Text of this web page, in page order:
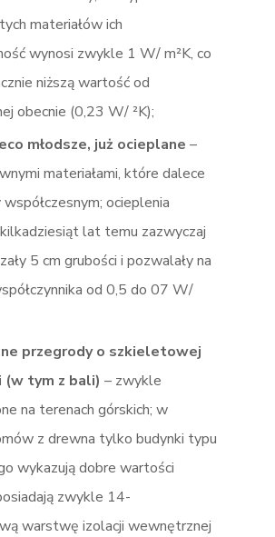
materiałów ich
wynosi zwykle 1 W/ m²K, co
niższą wartość od
obecnie (0,23 W/ ²K);
młodsze, już ocieplane –
materiałami, które dalece
ocieplenia
lat temu zazwyczaj
5 cm grubości i pozwalały na
od 0,5 do 07 W/
przegrody o szkieletowej
(w tym z bali) – zwykle
na terenach górskich; w
z drewna tylko budynki typu
wykazują dobre wartości
zwykle 14-
warstwę izolacji wewnętrznej